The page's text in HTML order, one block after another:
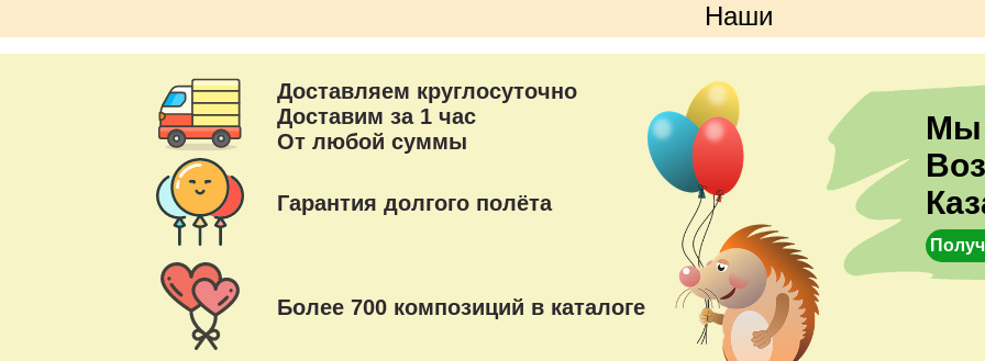
Наши
преимущества
Мы
Доставляем круглосуточно
Доставим за 1 час
От любой суммы
Гарантия долгого полёта
Более 700 композиций в каталоге